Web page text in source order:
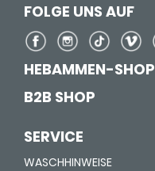
FOLGE UNS AUF
HEBAMMEN-SHOP
B2B SHOP
SERVICE
WASCHHINWEISE